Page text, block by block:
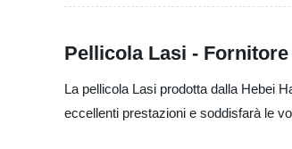
Pellicola Lasi -
La pellicola Lasi prodotta dalla Hebei
eccellenti prestazioni e soddisfarà le